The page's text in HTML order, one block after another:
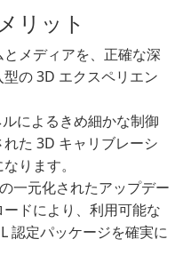
リット
メディアを、正確な深
の 3D エクスペリエン
によるきめ細かな制御
た 3D キャリブレーシ
ります。
一元化されたアップデー
ドにより、利用可能な
認定パッケージを確実に